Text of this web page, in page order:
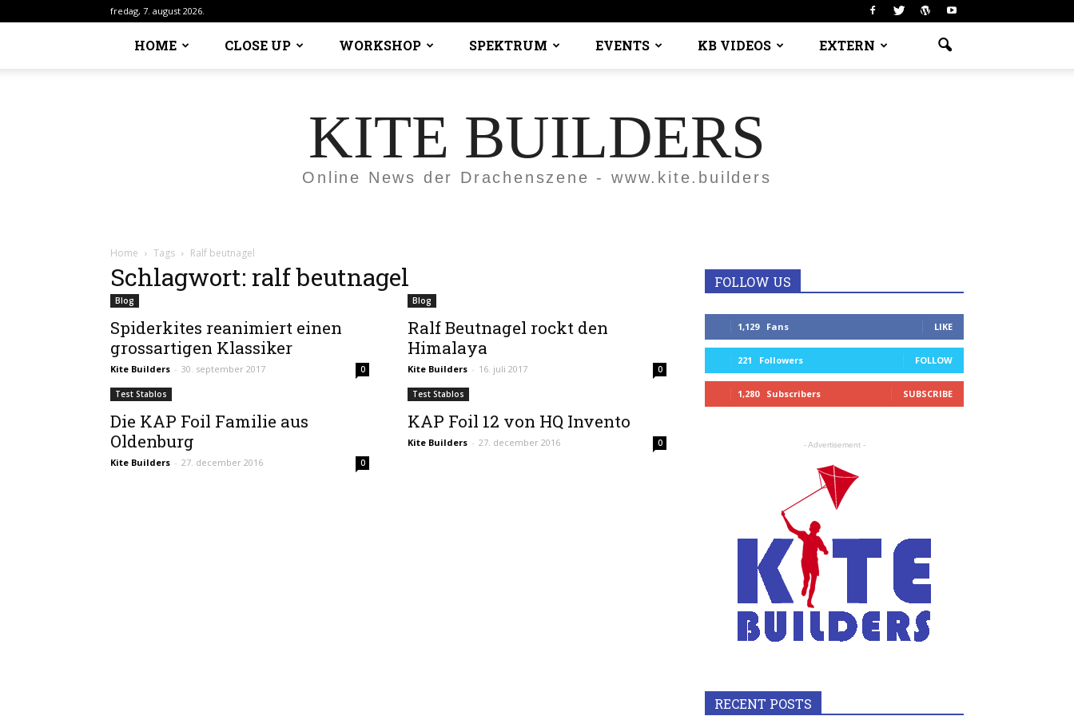
fredag, 7. august 2026.
HOME CLOSE UP WORKSHOP SPEKTRUM EVENTS KB VIDEOS EXTERN
KITE BUILDERS
Online News der Drachenszene - www.kite.builders
Home Tags Ralf beutnagel
Schlagwort: ralf beutnagel
Blog
Spiderkites reanimiert einen
grossartigen Klassiker
Kite Builders - 30. september 2017 0
Blog
Ralf Beutnagel rockt den
Himalaya
Kite Builders - 16. juli 2017 0
Test Stablos
Die KAP Foil Familie aus
Oldenburg
Kite Builders - 27. december 2016 0
Test Stablos
KAP Foil 12 von HQ Invento
Kite Builders - 27. december 2016 0
FOLLOW US
1,129 Fans LIKE
221 Followers FOLLOW
1,280 Subscribers SUBSCRIBE
- Advertisement -
RECENT POSTS